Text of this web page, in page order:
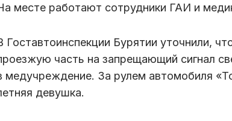
месте работают сотрудники ГАИ и
Гоставтоинспекции Бурятии уточнили,
часть на запрещающий сигнал
медучреждение. За рулем автомобиля
девушка.